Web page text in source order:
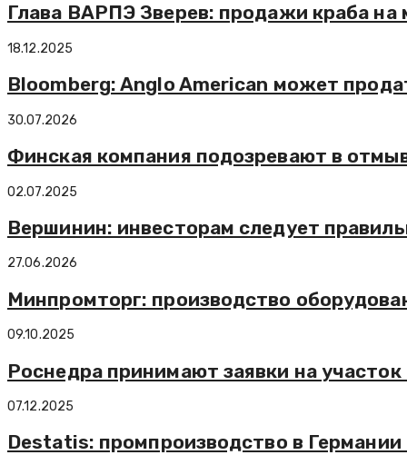
Глава ВАРПЭ Зверев: продажи краба на
18.12.2025
Bloomberg: Anglo American может
30.07.2026
Финская компания подозревают в
02.07.2025
Вершинин: инвесторам следует
27.06.2026
Минпромторг: производство
09.10.2025
Роснедра принимают заявки на
07.12.2025
Destatis: промпроизводство в Германии